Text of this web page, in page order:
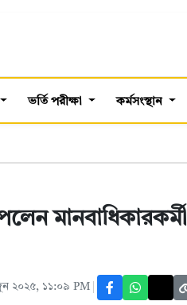
ভর্তি পরীক্ষা কর্মসংস্থান
মানবাধিকারকর্মী
২০২৫, ১১:০৯ PM